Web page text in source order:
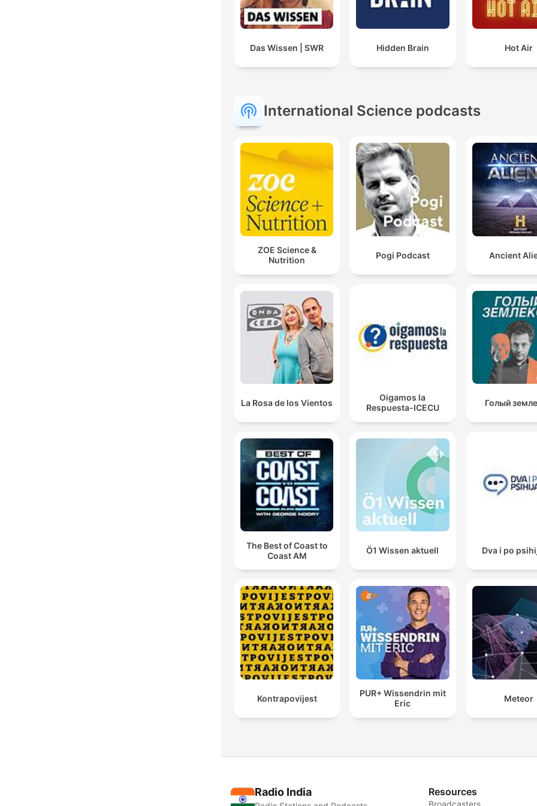
Das Wissen | SWR Hidden Brain Hot Air
International Science podcasts
ZOE Science &
Nutrition
Pogi Podcast Ancient
La Rosa de los Vientos
Oigamos la
Respuesta-ICECU
Голый
The Best of Coast to
Coast AM
Ö1 Wissen aktuell Dva i po
Kontrapovijest
PUR+ Wissendrin mit
Eric
Meteor
Radio India Resources
Broadcasters